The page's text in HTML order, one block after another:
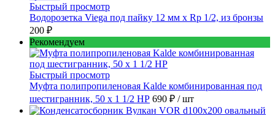
Быстрый просмотр
Водорозетка Viega под пайку 12 мм х Rp 1/2, из бронзы
200 ₽
Рекомендуем
Быстрый просмотр
Муфта полипропиленовая Kalde комбинированная под
шестигранник, 50 x 1 1/2 НР 690 ₽ / шт